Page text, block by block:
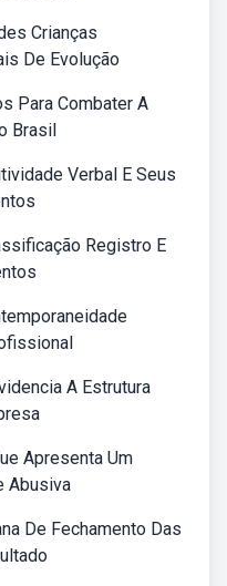
Crianças
De Evolução
Para Combater A
Brasil
Verbal E Seus
Registro E
A Estrutura
Apresenta Um
Abusiva
De Fechamento Das